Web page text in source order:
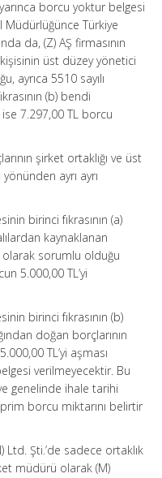
borcu yoktur belgesi
Türkiye
da, (Z) AŞ firmasının
üst düzey yönetici
ayrıca 5510 sayılı
(b) bendi
ise 7.297,00 TL borcu
şirket ortaklığı ve üst
ayrı ayrı
birinci fıkrasının (a)
kaynaklanan
sorumlu olduğu
5.000,00 TL’yi
birinci fıkrasının (b)
doğan borçlarının
TL’yi aşması
verilmeyecektir. Bu
genelinde ihale tarihi
borcu miktarını belirtir
Ltd. Şti.’de sadece ortaklık
müdürü olarak (M)